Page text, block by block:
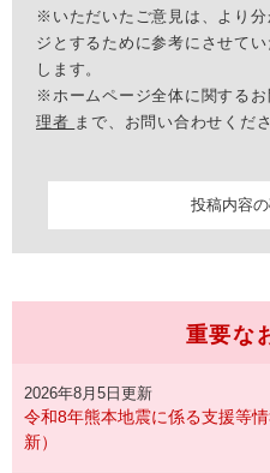
※いただいたご意見は、より
ジとするために参考にさせて
します。
※ホームページ全体に関するお
理者 まで、お問い合わせくださ
重要な
2026年8月5日更新
令和8年熊本地震に係る支援等
新）